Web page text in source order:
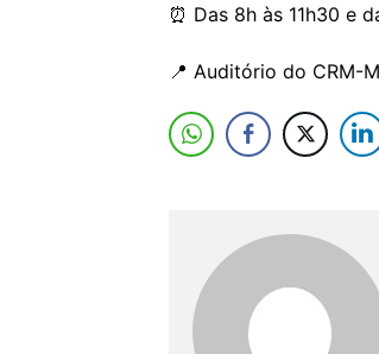
⏰ Das 8h às 11h30 e
📍 Auditório do CRM-